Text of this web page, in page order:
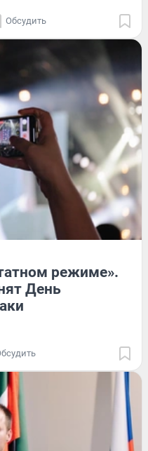
Обсудить
режиме».
День